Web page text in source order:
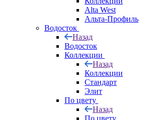
Alta West
Альта-Профиль
Водосток
Назад
Водосток
Коллекции
Назад
Коллекции
Стандарт
Элит
По цвету
Назад
По цвету